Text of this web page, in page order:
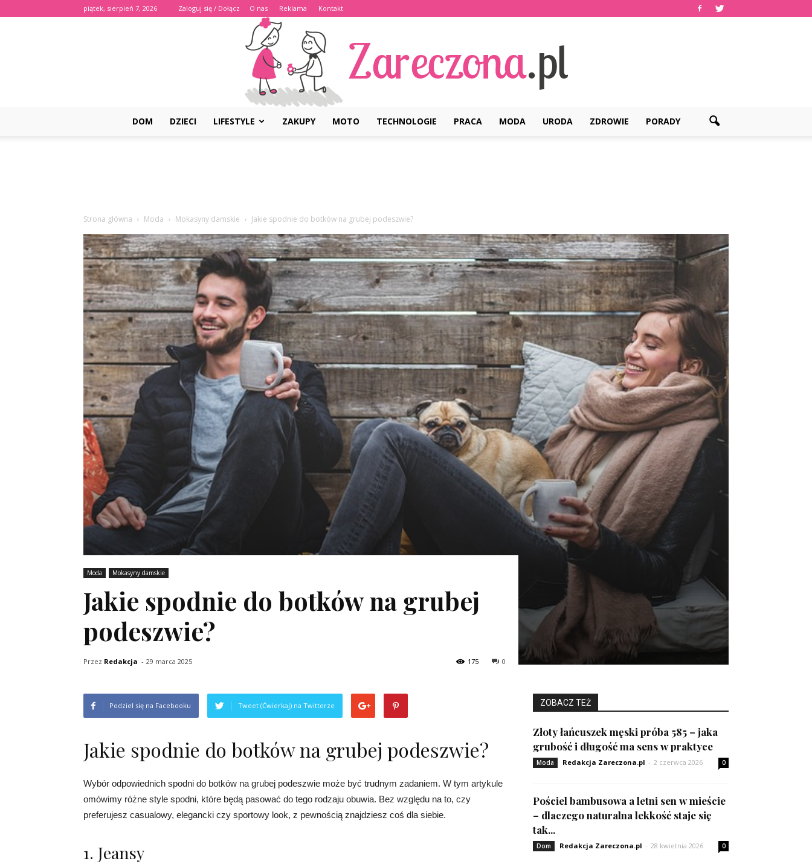
piątek, sierpień 7, 2026 Zaloguj się / Dołącz O nas Reklama Kontakt
DOM DZIECI LIFESTYLE ZAKUPY MOTO TECHNOLOGIE PRACA MODA URODA ZDROWIE PORADY
Strona główna Moda Mokasyny damskie Jakie spodnie do botków na grubej podeszwie?
Moda Mokasyny damskie
Jakie spodnie do botków na grubej
podeszwie?
Przez Redakcja - 29 marca 2025 0
175
Podziel się na Facebooku Tweet (Ćwierkaj) na Twitterze
Jakie spodnie do botków na grubej podeszwie?
Wybór odpowiednich spodni do botków na grubej podeszwie może być trudnym zadaniem. W tym artykule
omówimy różne style spodni, które będą pasować do tego rodzaju obuwia. Bez względu na to, czy
preferujesz casualowy, elegancki czy sportowy look, z pewnością znajdziesz coś dla siebie.
1. Jeansy
ZOBACZ TEŻ
Złoty łańcuszek męski próba 585 – jaka
grubość i długość ma sens w praktyce
Moda Redakcja Zareczona.pl - 2 czerwca 2026 0
Pościel bambusowa a letni sen w mieście
– dlaczego naturalna lekkość staje się
tak...
Dom Redakcja Zareczona.pl - 28 kwietnia 2026 0